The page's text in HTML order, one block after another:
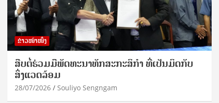
ຂ່າວໜ້າໜຶ່ງ
ສືບຕໍ່ຮ່ວມມືພັດທະນາທັກສະກະສິກຳ ທີ່ເປັນມິດກັບ
ສິ່ງແວດລ້ອມ
28/07/2026 Souliyo Sengngam